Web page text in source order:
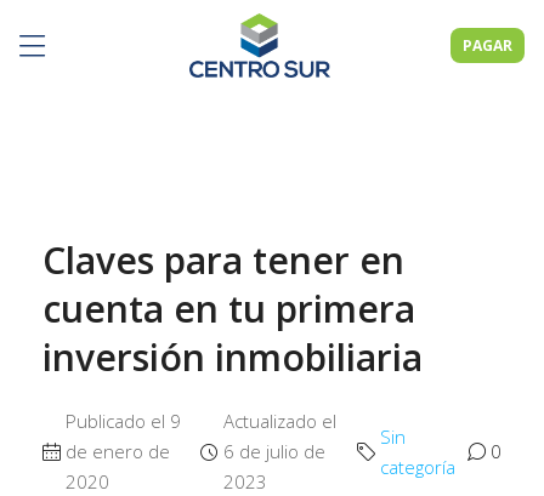
PAGAR
Claves para tener en
cuenta en tu primera
inversión inmobiliaria
Publicado el 9
de enero de
2020
Actualizado el
6 de julio de
2023
Sin
categoría
0